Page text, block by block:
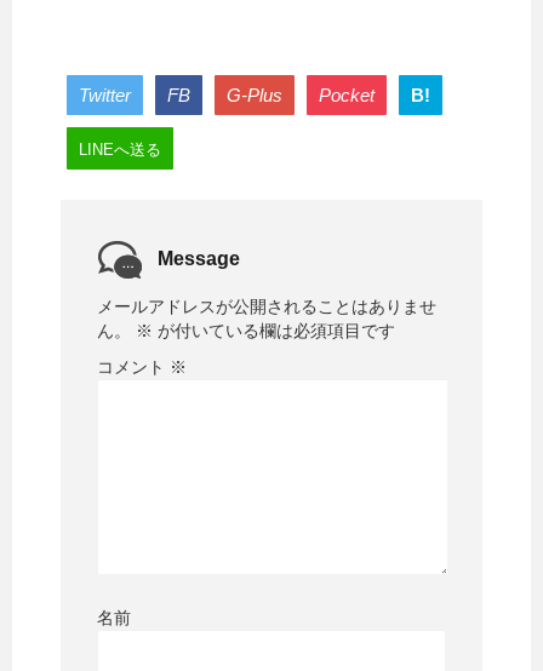
Twitter FB G-Plus Pocket B!
LINEへ送る
Message
メールアドレスが公開されることはありませ
ん。
※ が付いている欄は必須項目です
コメント ※
名前